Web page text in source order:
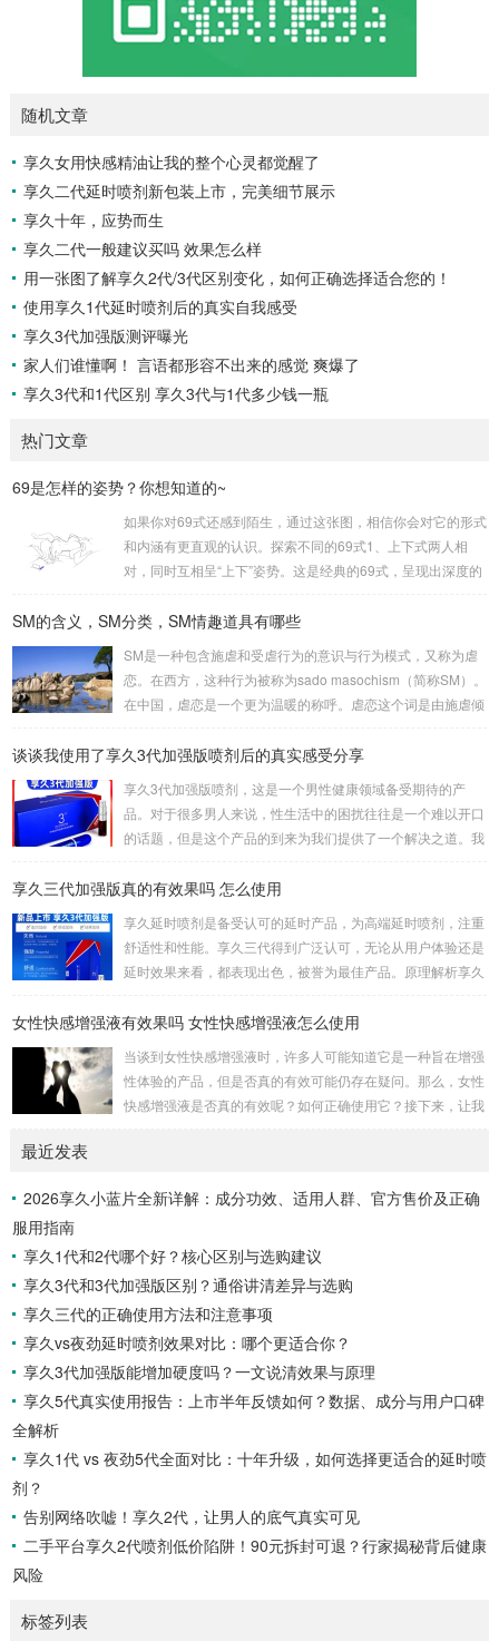
随机文章
享久女用快感精油让我的整个心灵都觉醒了
享久二代延时喷剂新包装上市，完美细节展示
享久十年，应势而生
享久二代一般建议买吗 效果怎么样
用一张图了解享久2代/3代区别变化，如何正确选择适合您的！
使用享久1代延时喷剂后的真实自我感受
享久3代加强版测评曝光
家人们谁懂啊！ 言语都形容不出来的感觉 爽爆了
享久3代和1代区别 享久3代与1代多少钱一瓶
热门文章
69是怎样的姿势？你想知道的~
如果你对69式还感到陌生，通过这张图，相信你会对它的形式
和内涵有更直观的认识。探索不同的69式1、上下式两人相
对，同时互相呈“上下”姿势。这是经典的69式，呈现出深度的
头枕女方大腿。这种体位让双方能更轻松地互相口爱。3、立
考验了男女双方身体素质，需慎重尝试。侧躺式的舒适之处这
一姿势的独特之处在于，女性可以更轻松地掌控伴侣的口舌刺
激，同时避免疲劳。男性则可通过合适的角度和...
SM的含义，SM分类，SM情趣道具有哪些
SM是一种包含施虐和受虐行为的意识与行为模式，又称为虐
恋。在西方，这种行为被称为sado masochism（简称SM）。
在中国，虐恋是一个更为温暖的称呼。虐恋这个词是由施虐倾
英文简写即我们通常所说的SM。SM情趣道具包括捆绑和束
野外调教、蜡烛、冰块、夹子、鞭打、头发、剃体毛等。这些
道具在使用时需要注意安全和卫生，尤其是涉及到身体部位的
刺激和捆绑时，要注意血...
谈谈我使用了享久3代加强版喷剂后的真实感受分享
享久3代加强版喷剂，这是一个男性健康领域备受期待的产
品。对于很多男人来说，性生活中的困扰往往是一个难以开口
的话题，但是这个产品的到来为我们提供了一个解决之道。我
事时间方面提供了显著的帮助。首先，我要强调的是这个产品
然后轻轻按摩，稍等片刻，你就可以享受到它的效果了。这一
点对我来说非常重要，因为它不需要繁琐的准备或额外的设
备，而是一个方便且离不开家的解决方案。当我第一次使用...
享久三代加强版真的有效果吗 怎么使用
享久延时喷剂是备受认可的延时产品，为高端延时喷剂，注重
舒适性和性能。享久三代得到广泛认可，无论从用户体验还是
延时效果来看，都表现出色，被誉为最佳产品。原理解析享久
物、马鹿茸、人参、秦椒、乙醇等。这些成分不仅减少敏感度
保留性生活的乐趣。产品特性起效时间：15分钟延时时间：3
0分钟左右最长有效时间：15小时15分钟开始起效，30分钟至
7小时内效果最佳，15小时内持续有效。清洗...
女性快感增强液有效果吗 女性快感增强液怎么使用
当谈到女性快感增强液时，许多人可能知道它是一种旨在增强
性体验的产品，但是否真的有效可能仍存在疑问。那么，女性
快感增强液是否真的有效呢？如何正确使用它？接下来，让我
于提高性表现，并增加私处的敏感度，从而改善性生活。如果
足你的生理需求。女性快感增强液的使用方法女性快感...
最近发表
2026享久小蓝片全新详解：成分功效、适用人群、官方售价及正确
服用指南
享久1代和2代哪个好？核心区别与选购建议
享久3代和3代加强版区别？通俗讲清差异与选购
享久三代的正确使用方法和注意事项
享久vs夜劲延时喷剂效果对比：哪个更适合你？
享久3代加强版能增加硬度吗？一文说清效果与原理
享久5代真实使用报告：上市半年反馈如何？数据、成分与用户口碑
全解析
享久1代 vs 夜劲5代全面对比：十年升级，如何选择更适合的延时喷
剂？
告别网络吹嘘！享久2代，让男人的底气真实可见
二手平台享久2代喷剂低价陷阱！90元拆封可退？行家揭秘背后健康
风险
标签列表